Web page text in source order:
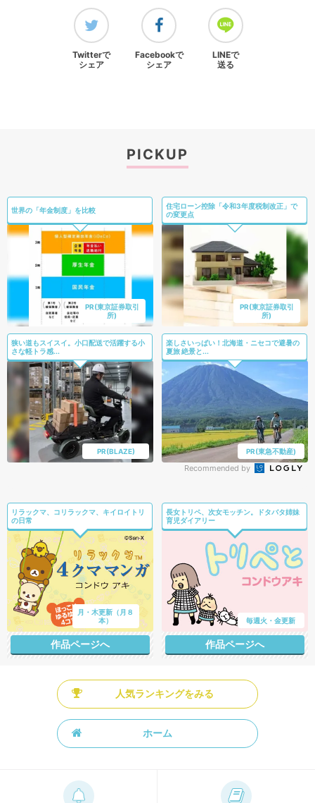
Twitterで
シェア
Facebookで
シェア
LINEで
送る
PICKUP
世界の「年金制度」を比較
PR(東京証券取引
所)
住宅ローン控除「令和3年度税制改正」で
の変更点
PR(東京証券取引
所)
狭い道もスイスイ。小口配送で活躍する小
さな軽トラ感...
PR(BLAZE)
楽しさいっぱい！北海道・ニセコで避暑の
夏旅 絶景と...
PR(東急不動産)
Recommended by
リラックマ、コリラックマ、キイロイトリ
の日常
月・木更新（月８
本）
作品ページへ
長女トリペ、次女モッチン。ドタバタ姉妹
育児ダイアリー
毎週火・金更新
作品ページへ
人気ランキングをみる
ホーム